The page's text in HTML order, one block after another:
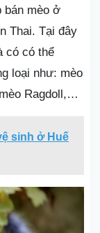
bán mèo ở
Thai. Tại đây
có có thể
loại như: mèo
Ragdoll,…
sinh ở Huế